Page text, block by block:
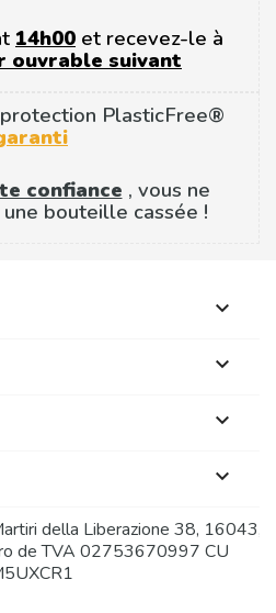
14h00 et recevez-le à
ouvrable suivant
PlasticFree®
confiance , vous ne
bouteille cassée !




della Liberazione 38, 16043,
de TVA 02753670997 CU